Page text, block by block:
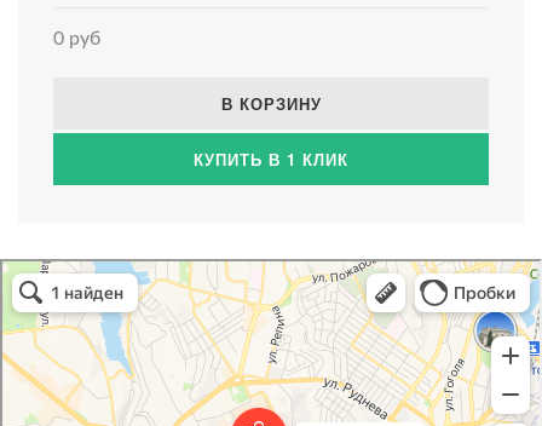
0 руб
В КОРЗИНУ
КУПИТЬ В 1 КЛИК
Атриум-Крым
Системы водоснабжения, отопления, канализации в Севастополе
Снабжение строительных объектов в Севастополе